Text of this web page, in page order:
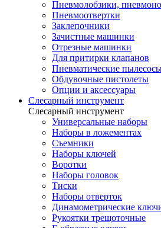
Пневмолобзики,
Пневмоотвертки
Заклепочники
Зачистные машинки
Отрезные машинки
Для притирки клапанов
Пневматические
Обдувочные пистолеты
Опции и аксессуары
Слесарный инструмент
Слесарный инструмент
Универсальные наборы
Наборы в ложементах
Съемники
Наборы ключей
Воротки
Наборы головок
Тиски
Наборы отверток
Динамометрические
Рукоятки трещоточные